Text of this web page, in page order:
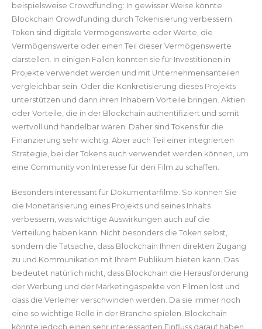
beispielsweise Crowdfunding: In gewisser Weise könnte
Blockchain Crowdfunding durch Tokenisierung verbessern.
Token sind digitale Vermögenswerte oder Werte, die
Vermögenswerte oder einen Teil dieser Vermögenswerte
darstellen. In einigen Fällen könnten sie für Investitionen in
Projekte verwendet werden und mit Unternehmensanteilen
vergleichbar sein. Oder die Konkretisierung dieses Projekts
unterstützen und dann ihren Inhabern Vorteile bringen. Aktien
oder Vorteile, die in der Blockchain authentifiziert und somit
wertvoll und handelbar wären. Daher sind Tokens für die
Finanzierung sehr wichtig. Aber auch Teil einer integrierten
Strategie, bei der Tokens auch verwendet werden können, um
eine Community von Interesse für den Film zu schaffen.
Besonders interessant für Dokumentarfilme. So können Sie
die Monetarisierung eines Projekts und seines Inhalts
verbessern, was wichtige Auswirkungen auch auf die
Verteilung haben kann. Nicht besonders die Token selbst,
sondern die Tatsache, dass Blockchain Ihnen direkten Zugang
zu und Kommunikation mit Ihrem Publikum bieten kann. Das
bedeutet natürlich nicht, dass Blockchain die Herausforderung
der Werbung und der Marketingaspekte von Filmen löst und
dass die Verleiher verschwinden werden. Da sie immer noch
eine so wichtige Rolle in der Branche spielen. Blockchain
könnte jedoch einen sehr interessanten Einfluss darauf haben,